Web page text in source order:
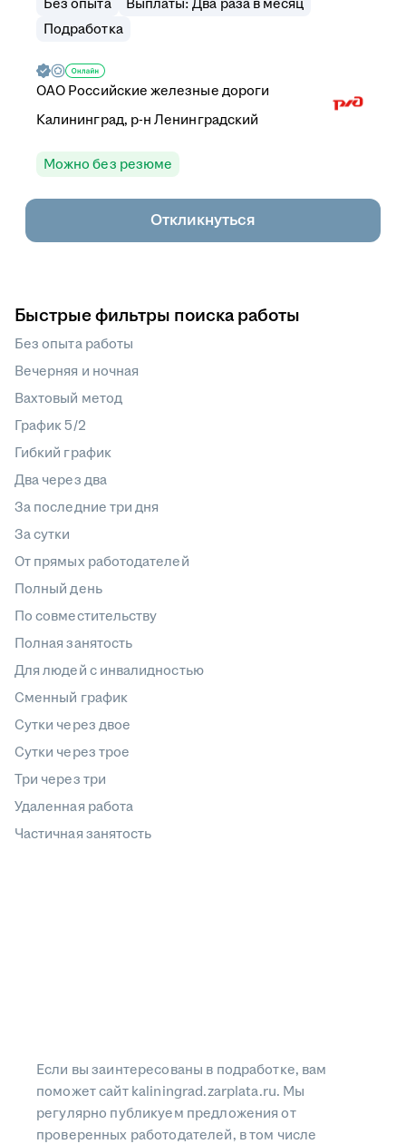
Без опыта
Выплаты: Два раза в месяц
Подработка
ОАО Российские железные дороги
Калининград, р-н Ленинградский
Можно без резюме
Откликнуться
Быстрые фильтры поиска работы
Без опыта работы
Вечерняя и ночная
Вахтовый метод
График 5/2
Гибкий график
Два через два
За последние три дня
За сутки
От прямых работодателей
Полный день
По совместительству
Полная занятость
Для людей с инвалидностью
Сменный график
Сутки через двое
Сутки через трое
Три через три
Удаленная работа
Частичная занятость
Если вы заинтересованы в подработке, вам
поможет сайт kaliningrad.zarplata.ru. Мы
регулярно публикуем предложения от
проверенных работодателей, в том числе